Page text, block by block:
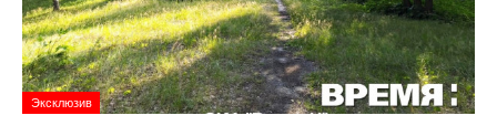
Эксклюзив